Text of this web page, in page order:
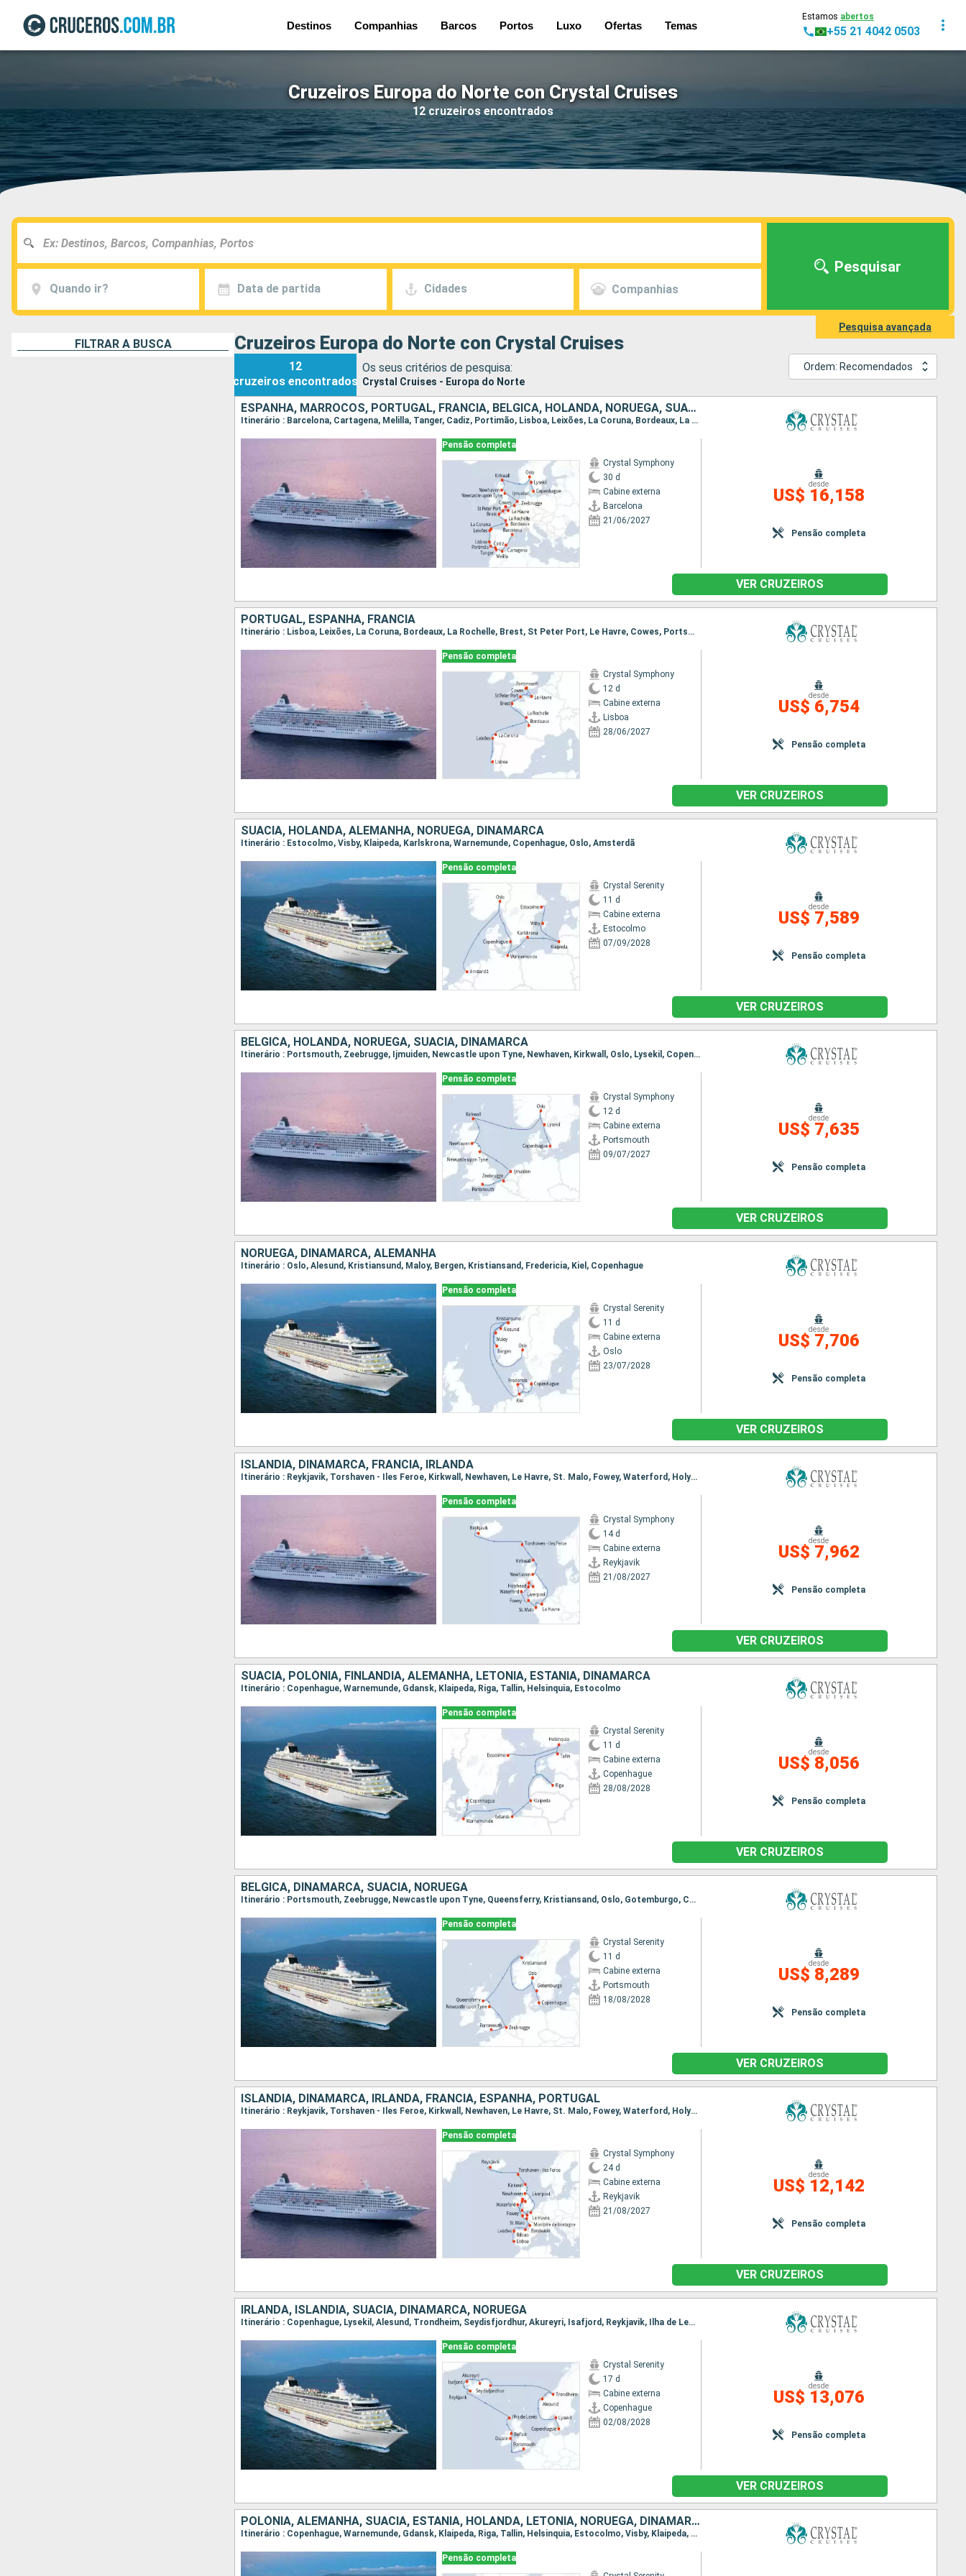
Destinos Companhias Barcos Portos Luxo Ofertas Temas
Estamos abertos
+55 21 4042 0503
Cruzeiros Europa do Norte con Crystal Cruises
12 cruzeiros encontrados
Quando ir? Data de partida Cidades Companhias
Pesquisar
Pesquisa avançada
FILTRAR A BUSCA Cruzeiros Europa do Norte con Crystal Cruises
12
cruzeiros encontrados
Os seus critérios de pesquisa:
Crystal Cruises - Europa do Norte
Ordem: Recomendados
ESPANHA, MARROCOS, PORTUGAL, FRANCIA, BÉLGICA, HOLANDA, NORUEGA, SUÃCIA, DINAMARCA
Itinerário : Barcelona, Cartagena, Melilla, Tanger, Cadiz, Portimão, Lisboa, Leixões, La Coruna, Bordeaux, La Rochelle, Brest, St Peter Port, Le Havre, Cowes, Portsmouth, Zeebrugge, Ijmuiden, Newcastle upon Tyne, Newhaven, Kirkwall, Oslo, Lysekil, Copenhague
Pensão completa
Crystal Symphony
30 d
Cabine externa
Barcelona
21/06/2027
desde
US$ 16,158
Pensão completa
VER CRUZEIROS
PORTUGAL, ESPANHA, FRANCIA
Itinerário : Lisboa, Leixões, La Coruna, Bordeaux, La Rochelle, Brest, St Peter Port, Le Havre, Cowes, Portsmouth
Pensão completa
Crystal Symphony
12 d
Cabine externa
Lisboa
28/06/2027
desde
US$ 6,754
Pensão completa
VER CRUZEIROS
SUÃCIA, HOLANDA, ALEMANHA, NORUEGA, DINAMARCA
Itinerário : Estocolmo, Visby, Klaipeda, Karlskrona, Warnemunde, Copenhague, Oslo, Amsterdã
Pensão completa
Crystal Serenity
11 d
Cabine externa
Estocolmo
07/09/2028
desde
US$ 7,589
Pensão completa
VER CRUZEIROS
BÉLGICA, HOLANDA, NORUEGA, SUÃCIA, DINAMARCA
Itinerário : Portsmouth, Zeebrugge, Ijmuiden, Newcastle upon Tyne, Newhaven, Kirkwall, Oslo, Lysekil, Copenhague
Pensão completa
Crystal Symphony
12 d
Cabine externa
Portsmouth
09/07/2027
desde
US$ 7,635
Pensão completa
VER CRUZEIROS
NORUEGA, DINAMARCA, ALEMANHA
Itinerário : Oslo, Alesund, Kristiansund, Maloy, Bergen, Kristiansand, Fredericia, Kiel, Copenhague
Pensão completa
Crystal Serenity
11 d
Cabine externa
Oslo
23/07/2028
desde
US$ 7,706
Pensão completa
VER CRUZEIROS
ISLÂNDIA, DINAMARCA, FRANCIA, IRLANDA
Itinerário : Reykjavik, Torshaven - Iles Feroe, Kirkwall, Newhaven, Le Havre, St. Malo, Fowey, Waterford, Holyhead, Douglas, Liverpool
Pensão completa
Crystal Symphony
14 d
Cabine externa
Reykjavik
21/08/2027
desde
US$ 7,962
Pensão completa
VER CRUZEIROS
SUÃCIA, POLÓNIA, FINLÃNDIA, ALEMANHA, LETÔNIA, ESTÃNIA, DINAMARCA
Itinerário : Copenhague, Warnemunde, Gdansk, Klaipeda, Riga, Tallin, Helsinquia, Estocolmo
Pensão completa
Crystal Serenity
11 d
Cabine externa
Copenhague
28/08/2028
desde
US$ 8,056
Pensão completa
VER CRUZEIROS
BÉLGICA, DINAMARCA, SUÃCIA, NORUEGA
Itinerário : Portsmouth, Zeebrugge, Newcastle upon Tyne, Queensferry, Kristiansand, Oslo, Gotemburgo, Copenhague
Pensão completa
Crystal Serenity
11 d
Cabine externa
Portsmouth
18/08/2028
desde
US$ 8,289
Pensão completa
VER CRUZEIROS
ISLÂNDIA, DINAMARCA, IRLANDA, FRANCIA, ESPANHA, PORTUGAL
Itinerário : Reykjavik, Torshaven - Iles Feroe, Kirkwall, Newhaven, Le Havre, St. Malo, Fowey, Waterford, Holyhead, Douglas, Liverpool, Brest, Montoire de bretagne, Bordeaux, Bilbao, Leixões, Lisboa
Pensão completa
Crystal Symphony
24 d
Cabine externa
Reykjavik
21/08/2027
desde
US$ 12,142
Pensão completa
VER CRUZEIROS
IRLANDA, ISLÂNDIA, SUÃCIA, DINAMARCA, NORUEGA
Itinerário : Copenhague, Lysekil, Alesund, Trondheim, Seydisfjordhur, Akureyri, Isafjord, Reykjavik, Ilha de Lewis, Belfast, Dublin, Portsmouth
Pensão completa
Crystal Serenity
17 d
Cabine externa
Copenhague
02/08/2028
desde
US$ 13,076
Pensão completa
VER CRUZEIROS
POLÓNIA, ALEMANHA, SUÃCIA, ESTÃNIA, HOLANDA, LETÔNIA, NORUEGA, DINAMARCA, FINLÃNDIA
Itinerário : Copenhague, Warnemunde, Gdansk, Klaipeda, Riga, Tallin, Helsinquia, Estocolmo, Visby, Klaipeda, Karlskrona, Warnemunde, Copenhague, Oslo, Amsterdã
Pensão completa